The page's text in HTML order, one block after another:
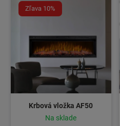
Zľava 10%
Krbová vložka AF50
Na sklade